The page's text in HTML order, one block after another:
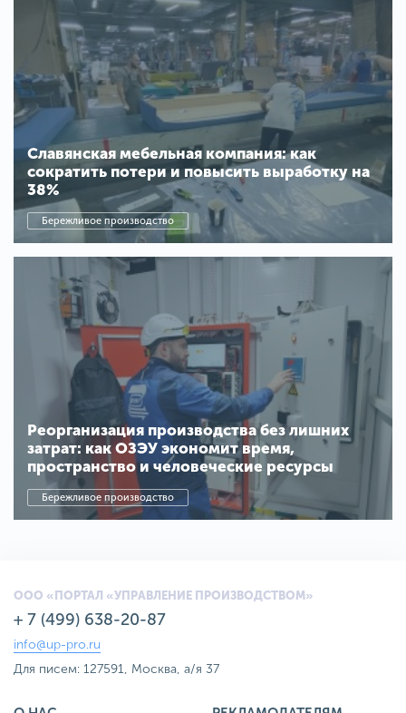
Славянская мебельная компания: как
сократить потери и повысить выработку на
38%
Бережливое производство
Реорганизация производства без лишних
затрат: как ОЗЭУ экономит время,
пространство и человеческие ресурсы
Бережливое производство
ООО «ПОРТАЛ «УПРАВЛЕНИЕ ПРОИЗВОДСТВОМ»
+ 7 (499) 638-20-87
info@up-pro.ru
Для писем: 127591, Москва, а/я 37